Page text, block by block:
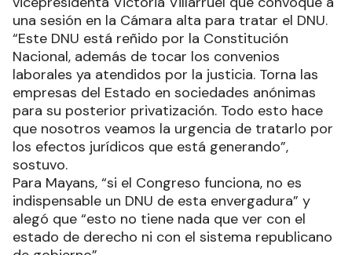
una sesión en la Cámara alta para tratar el DNU.
“Este DNU está reñido por la Constitución
Nacional, además de tocar los convenios
laborales ya atendidos por la justicia. Torna las
empresas del Estado en sociedades anónimas
para su posterior privatización. Todo esto hace
que nosotros veamos la urgencia de tratarlo por
los efectos jurídicos que está generando”,
sostuvo.
Para Mayans, “si el Congreso funciona, no es
indispensable un DNU de esta envergadura” y
alegó que “esto no tiene nada que ver con el
estado de derecho ni con el sistema republicano